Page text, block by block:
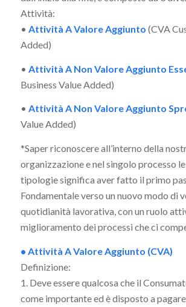
Attività:
• Attività A Valore Aggiunto (CVA
Added)
• Attività A Non Valore Aggiunto
Business Value Added)
• Attività A Non Valore Aggiunto
Value Added)
*Saper riconoscere all’interno della
organizzazione e nel singolo processo
tipologie significa aver fatto il primo
Fondamentale verso un nuovo modo di
quotidianità lavorativa, con un ruolo
miglioramento dei processi che ci
• Attività A Valore Aggiunto (CVA)
Definizione:
1. Deve essere qualcosa che il
come importante ed è disposto a pagare